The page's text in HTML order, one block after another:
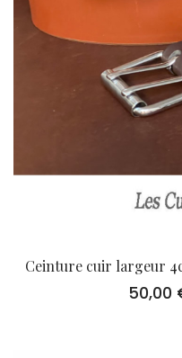
Ceinture cuir largeur
50,00